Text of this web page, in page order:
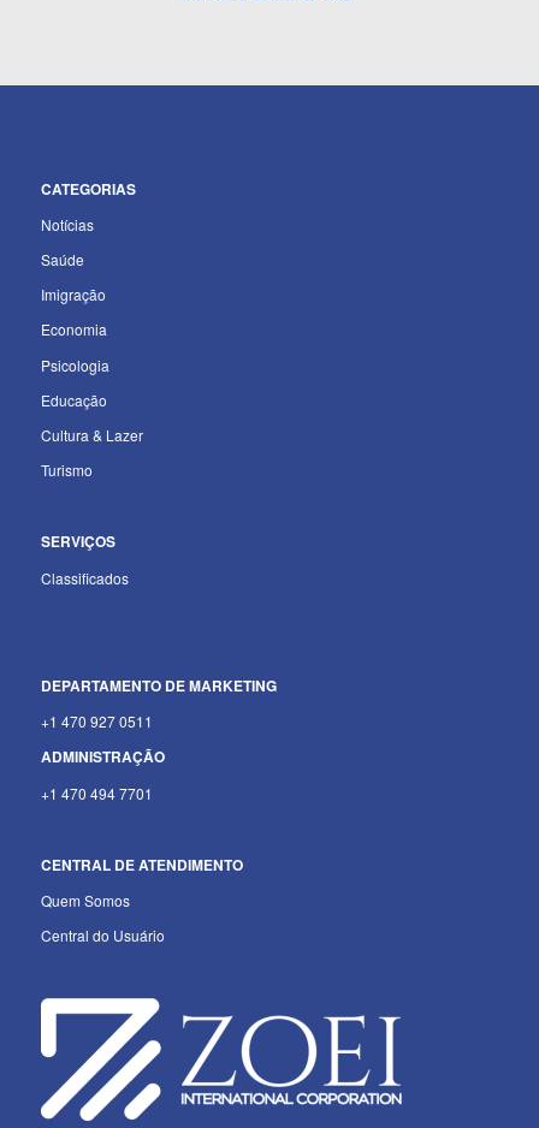
CATEGORIAS
Notícias
Saúde
Imigração
Economia
Psicologia
Educação
Cultura & Lazer
Turismo
SERVIÇOS
Classificados
DEPARTAMENTO DE MARKETING
+1 470 927 0511
ADMINISTRAÇÃO
+1 470 494 7701
CENTRAL DE ATENDIMENTO
Quem Somos
Central do Usuário